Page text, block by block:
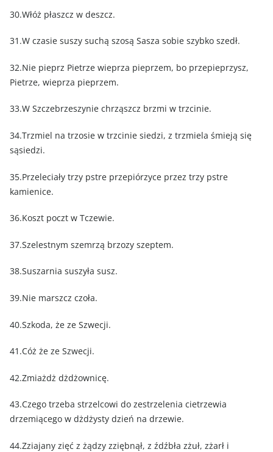
30.Włóż płaszcz w deszcz.
31.W czasie suszy suchą szosą Sasza sobie szybko szedł.
32.Nie pieprz Pietrze wieprza pieprzem, bo przepieprzysz,
Pietrze, wieprza pieprzem.
33.W Szczebrzeszynie chrząszcz brzmi w trzcinie.
34.Trzmiel na trzosie w trzcinie siedzi, z trzmiela śmieją się
sąsiedzi.
35.Przeleciały trzy pstre przepiórzyce przez trzy pstre
kamienice.
36.Koszt poczt w Tczewie.
37.Szelestnym szemrzą brzozy szeptem.
38.Suszarnia suszyła susz.
39.Nie marszcz czoła.
40.Szkoda, że ze Szwecji.
41.Cóż że ze Szwecji.
42.Zmiażdż dżdżownicę.
43.Czego trzeba strzelcowi do zestrzelenia cietrzewia
drzemiącego w dżdżysty dzień na drzewie.
44.Zziajany zięć z żądzy zziębnął, z źdźbła zżuł, zżarł i